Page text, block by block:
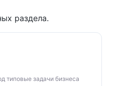
раздела.
типовые задачи бизнеса